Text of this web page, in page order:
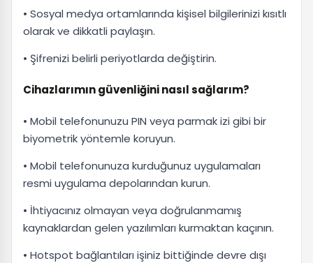
• Sosyal medya ortamlarında kişisel bilgilerinizi kısıtlı
olarak ve dikkatli paylaşın.
• Şifrenizi belirli periyotlarda değiştirin.
Cihazlarımın güvenliğini nasıl sağlarım?
• Mobil telefonunuzu PIN veya parmak izi gibi bir
biyometrik yöntemle koruyun.
• Mobil telefonunuza kurduğunuz uygulamaları
resmi uygulama depolarından kurun.
• İhtiyacınız olmayan veya doğrulanmamış
kaynaklardan gelen yazılımları kurmaktan kaçının.
• Hotspot bağlantıları işiniz bittiğinde devre dışı